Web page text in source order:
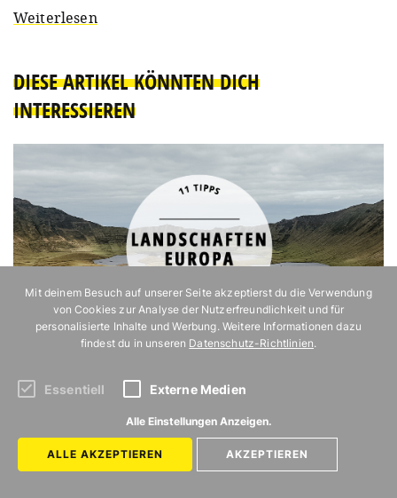
Weiterlesen
DIESE ARTIKEL KÖNNTEN DICH
INTERESSIEREN
11 atemberaubende Landschaften in Europa
Mit deinem Besuch auf unserer Seite akzeptierst du die Verwendung
von Cookies zur Analyse der Nutzerfreundlichkeit und für
personalisierte Inhalte und Werbung. Weitere Informationen dazu
findest du in unseren Datenschutz-Richtlinien.
Essentiell Externe Medien
Alle Einstellungen Anzeigen.
ALLE AKZEPTIEREN AKZEPTIEREN